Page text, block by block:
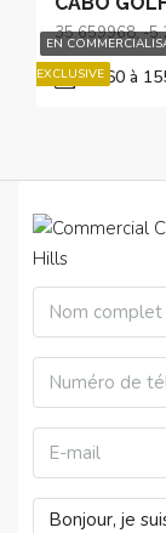
EN
EXCLUSIVE
35.659968, -
de 60 à